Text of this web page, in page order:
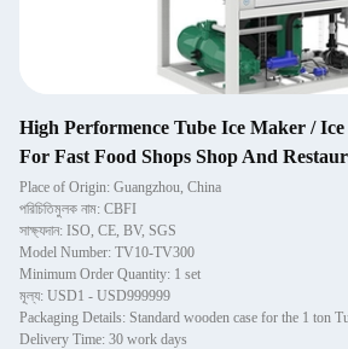
High Performence Tube Ice Maker /
For Fast Food Shops Shop And
Place of Origin: Guangzhou, China
পরিচিতিমুলক নাম: CBFI
সাক্ষ্যদান: ISO, CE, BV, SGS
Model Number: TV10-TV300
Minimum Order Quantity: 1 set
মূল্য: USD1 - USD999999
Packaging Details: Standard wooden case for the 1 ton
Delivery Time: 30 work days